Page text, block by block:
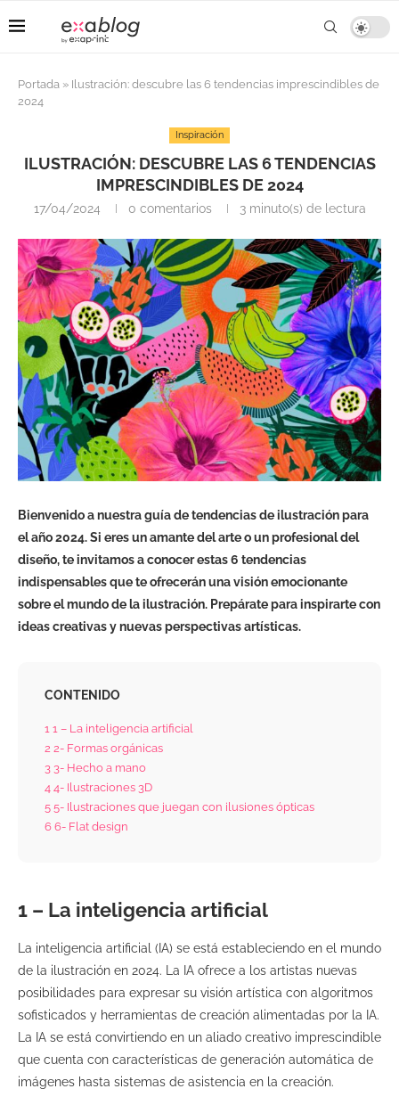
Portada » Ilustración: descubre las 6 tendencias imprescindibles de
2024
Inspiración
ILUSTRACIÓN: DESCUBRE LAS 6 TENDENCIAS
IMPRESCINDIBLES DE 2024
17/04/2024 0 comentarios 3 minuto(s) de lectura
Bienvenido a nuestra guía de tendencias de ilustración para
el año 2024. Si eres un amante del arte o un profesional del
diseño, te invitamos a conocer estas 6 tendencias
indispensables que te ofrecerán una visión emocionante
sobre el mundo de la ilustración. Prepárate para inspirarte con
ideas creativas y nuevas perspectivas artísticas.
CONTENIDO
1 1 – La inteligencia artificial
2 2- Formas orgánicas
3 3- Hecho a mano
4 4- Ilustraciones 3D
55- Ilustraciones que juegan con ilusiones ópticas
66- Flat design
1 – La inteligencia artificial
La inteligencia artificial (IA) se está estableciendo en el mundo
de la ilustración en 2024. La IA ofrece a los artistas nuevas
posibilidades para expresar su visión artística con algoritmos
sofisticados y herramientas de creación alimentadas por la IA.
La IA se está convirtiendo en un aliado creativo imprescindible
que cuenta con características de generación automática de
imágenes hasta sistemas de asistencia en la creación.